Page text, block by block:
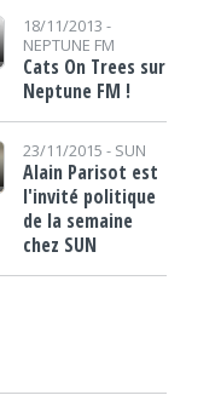
Lecteur audio18/11/2013 -
NEPTUNE FM
Cats On Trees sur
Neptune FM !
Lecteur audio
23/11/2015 - SUN
Alain Parisot est
l'invité politique
de la semaine
chez SUN